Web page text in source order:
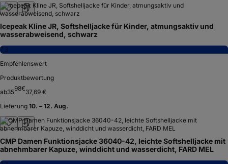
Icepeak Kline JR, Softshelljacke für Kinder, atmungsaktiv und
wasserabweisend, schwarz
7,3
Empfehlenswert
Produktbewertung
ab3598€37,69 €
Lieferung 10. – 12. Aug.
CMP Damen Funktionsjacke 36040-42, leichte Softshelljacke mit
abnehmbarer Kapuze, winddicht und wasserdicht, FARD MEL